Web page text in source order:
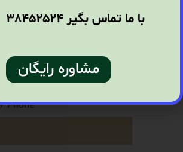
Phone
(Required)
با ما تماس بگیر38452524
مشاوره رایگان